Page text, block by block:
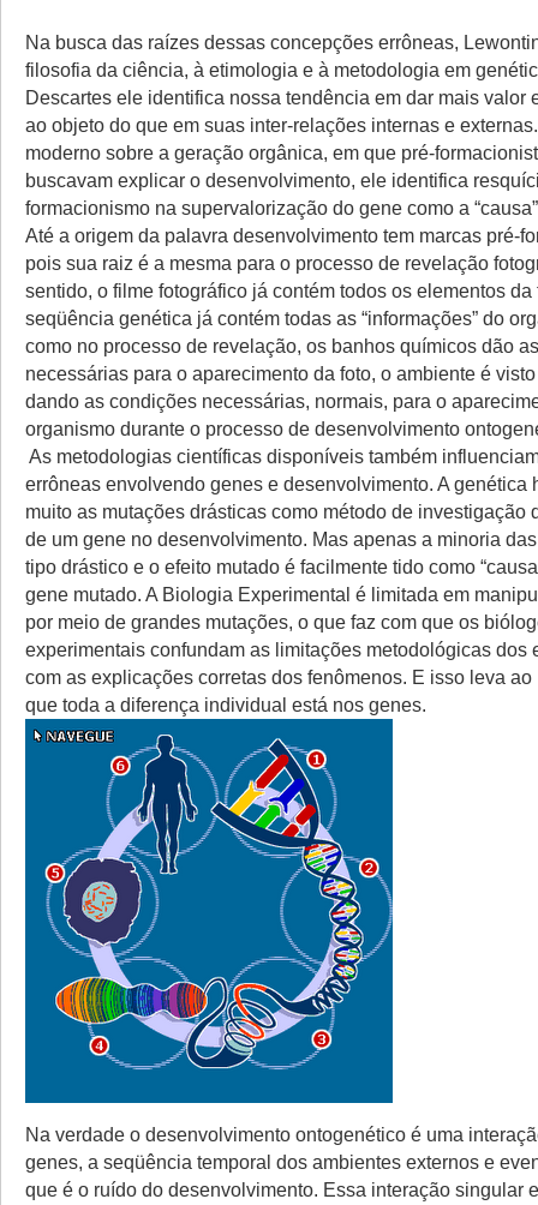
Na busca das raízes dessas concepções errôneas,
filosofia da ciência, à etimologia e à metodologia em
Descartes ele identifica nossa tendência em dar mais valor
ao objeto do que em suas inter-relações internas e
moderno sobre a geração orgânica, em que pré-
buscavam explicar o desenvolvimento, ele identifica
formacionismo na supervalorização do gene como a
Até a origem da palavra desenvolvimento tem marcas pré-
pois sua raiz é a mesma para o processo de revelação
sentido, o filme fotográfico já contém todos os elementos da
seqüência genética já contém todas as “informações” do
como no processo de revelação, os banhos químicos dão
necessárias para o aparecimento da foto, o ambiente é
dando as condições necessárias, normais, para o
organismo durante o processo de desenvolvimento
As metodologias científicas disponíveis também
errôneas envolvendo genes e desenvolvimento. A genética
muito as mutações drásticas como método de investigação
de um gene no desenvolvimento. Mas apenas a minoria
tipo drástico e o efeito mutado é facilmente tido como
gene mutado. A Biologia Experimental é limitada em
por meio de grandes mutações, o que faz com que os
experimentais confundam as limitações metodológicas dos
com as explicações corretas dos fenômenos. E isso leva
que toda a diferença individual está nos genes.
Na verdade o desenvolvimento ontogenético é uma
genes, a seqüência temporal dos ambientes externos e
que é o ruído do desenvolvimento. Essa interação singular